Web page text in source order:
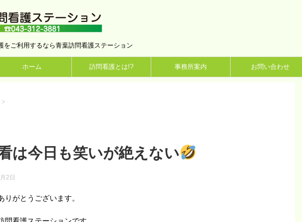
をご利用するなら青葉訪問看護ステーション
ホーム 訪問看護とは!? 事務所案内 お問い合わせ
>
は今日も笑いが絶えない
2日
りがとうございます。